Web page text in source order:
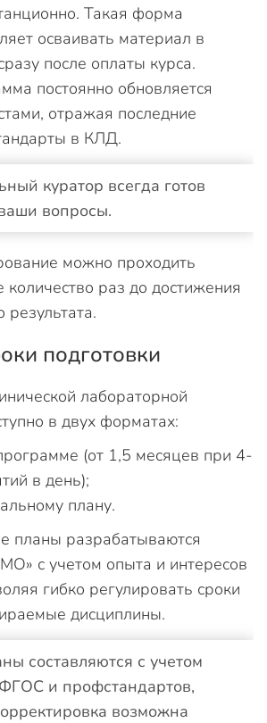
Такая форма
осваивать материал в
после оплаты курса.
постоянно обновляется
отражая последние
в КЛД.
куратор всегда готов
вопросы.
можно проходить
количество раз до достижения
подготовки
лабораторной
в двух форматах:
(от 1,5 месяцев при 4-
в день);
плану.
планы разрабатываются
с учетом опыта и интересов
гибко регулировать сроки
дисциплины.
составляются с учетом
и профстандартов,
возможна